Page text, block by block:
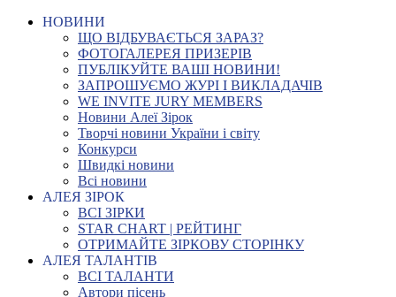
НОВИНИ
ЩО ВІДБУВАЄТЬСЯ ЗАРАЗ?
ФОТОГАЛЕРЕЯ ПРИЗЕРІВ
ПУБЛІКУЙТЕ ВАШІ НОВИНИ!
ЗАПРОШУЄМО ЖУРІ І ВИКЛАДАЧІВ
WE INVITE JURY MEMBERS
Новини Алеї Зірок
Творчі новини України і світу
Конкурси
Швидкі новини
Всі новини
АЛЕЯ ЗІРОК
ВСІ ЗІРКИ
STAR CHART | РЕЙТИНГ
ОТРИМАЙТЕ ЗІРКОВУ СТОРІНКУ
АЛЕЯ ТАЛАНТІВ
ВСІ ТАЛАНТИ
Автори пісень